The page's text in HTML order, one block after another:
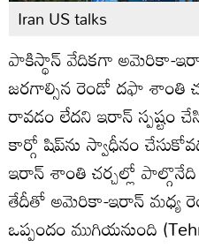
Iran US talks
పాకిస్థాన్ వేదికగా అమెరికా-
జరగాల్సిన రెండో దఫా శాంతి
రావడం లేదని ఇరాన్
కార్గో షిప్‌ను స్వాధీనం
ఇరాన్ శాంతి చర్చల్లో
తేదీతో అమెరికా-ఇరాన్ మధ్య
ఒప్పందం ముగియనుంది